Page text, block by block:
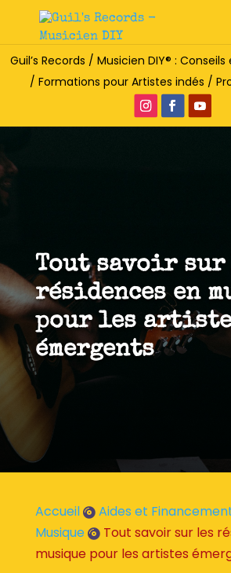
Guil’s Records / Musicien DIY® :
/ Formations pour Artistes indés /
Tout savoir sur
résidences en
pour les
émergents
Accueil  Aides et
Musique  Tout savoir sur les
musique pour les artistes